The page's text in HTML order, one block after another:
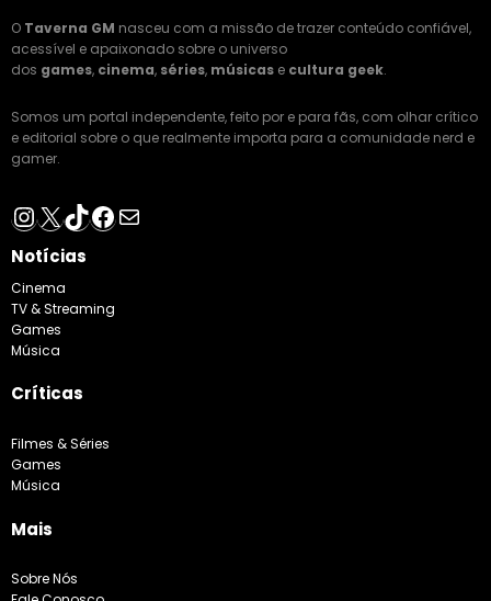
O Taverna GM nasceu com a missão de trazer conteúdo confiável,
acessível e apaixonado sobre o universo
dos games, cinema, séries, músicas e cultura geek.
Somos um portal independente, feito por e para fãs, com olhar crítico
e editorial sobre o que realmente importa para a comunidade nerd e
gamer.
Instagram
X TikTok
Facebook
E-mail
Notícias
Cinema
TV & Streaming
Games
Música
Críticas
Filmes & Séries
Games
Música
Mais
Sobre Nós